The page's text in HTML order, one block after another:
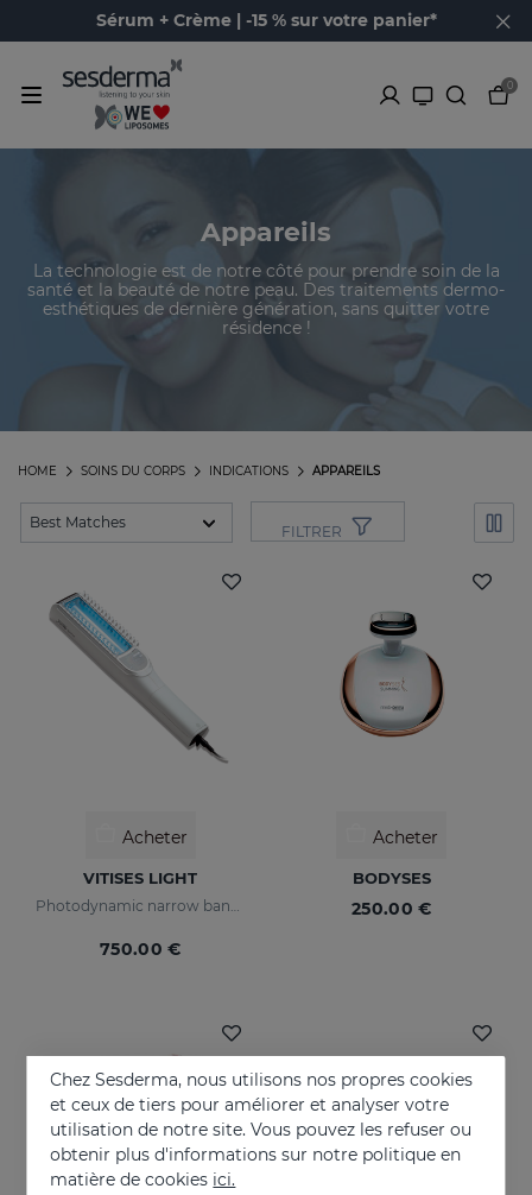
Sérum + Crème | -15 % sur votre panier*
0
Appareils
La technologie est de notre côté pour prendre soin de la
santé et la beauté de notre peau. Des traitements dermo-
esthétiques de dernière génération, sans quitter votre
résidence !
APPAREILS
INDICATIONS
SOINS DU CORPS
HOME
FILTRER
Acheter
VITISES LIGHT
Photodynamic narrow bandwidth therapy device
750.00 €
Acheter
BODYSES
250.00 €
Chez Sesderma, nous utilisons nos propres cookies
et ceux de tiers pour améliorer et analyser votre
utilisation de notre site. Vous pouvez les refuser ou
obtenir plus d'informations sur notre politique en
matière de cookies ici.